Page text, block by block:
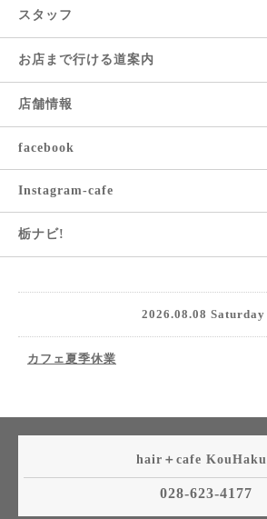
スタッフ
お店まで行ける道案内
店舗情報
facebook
Instagram-cafe
栃ナビ!
2026.08.08 Saturday
カフェ夏季休業
hair＋cafe KouHaku
028-623-4177